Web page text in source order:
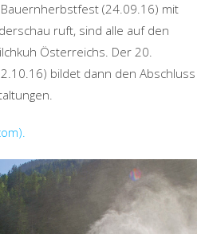
(24.09.16) mit
ruft, sind alle auf den
Österreichs. Der 20.
bildet dann den Abschluss